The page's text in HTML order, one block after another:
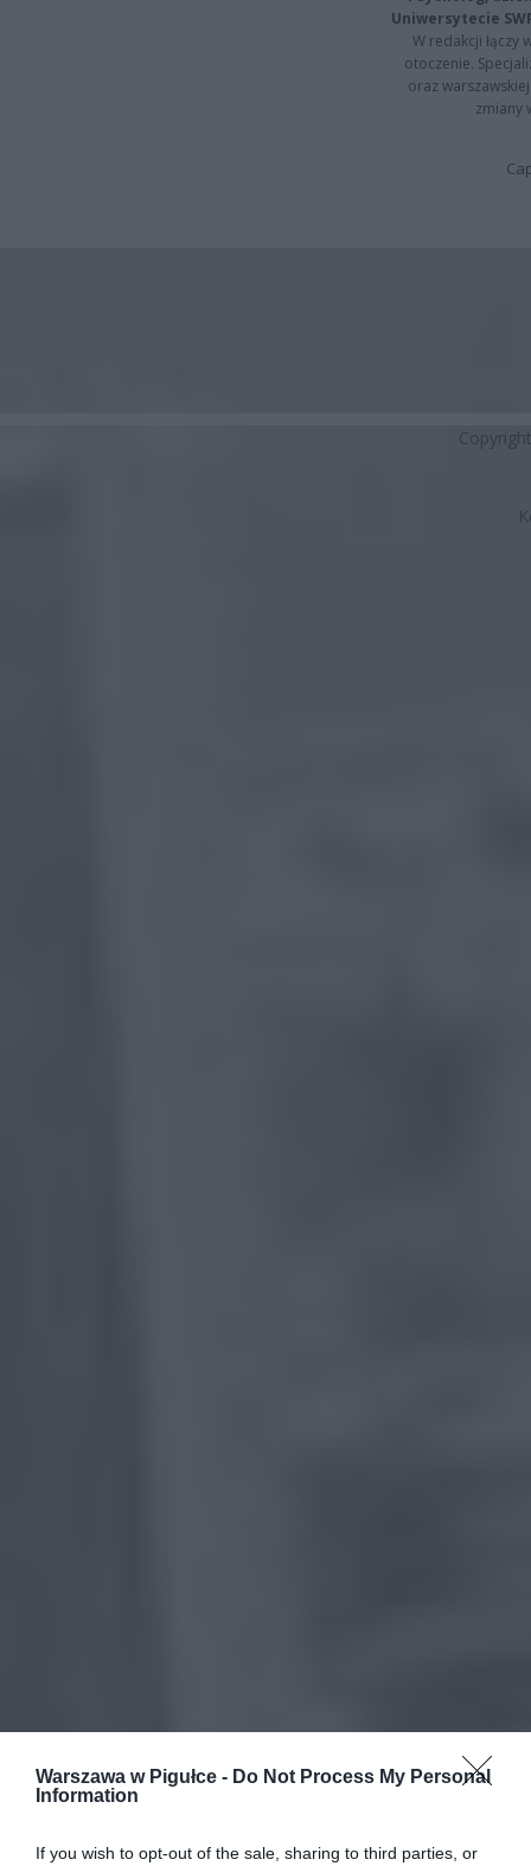
Warszawa w Pigułce - Do Not Process My Personal
Information
If you wish to opt-out of the sale, sharing to third parties, or
Uniwersytecie
W redakcji łączy
otoczenie.
oraz
zmiany